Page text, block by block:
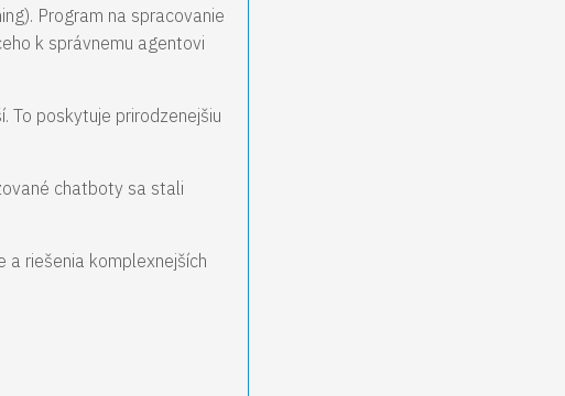
Program na spracovanie
k správnemu agentovi
To poskytuje prirodzenejšiu
chatboty sa stali
a riešenia komplexnejších